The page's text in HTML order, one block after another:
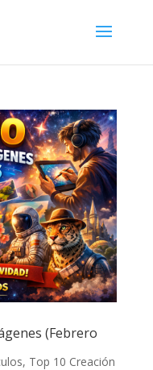
(Febrero
, Top 10 Creación